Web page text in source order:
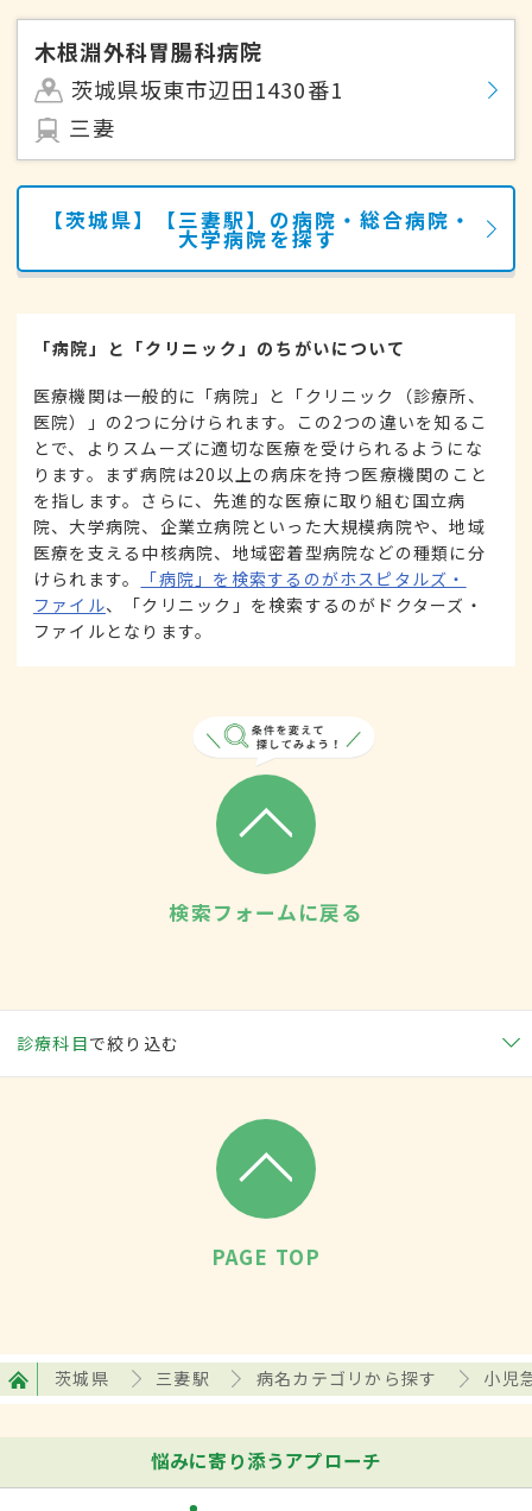
木根淵外科胃腸科病院
茨城県坂東市辺田1430番1
三妻
【茨城県】【三妻駅】の病院・総合病院・
大学病院を探す
「病院」と「クリニック」のちがいについて
医療機関は一般的に「病院」と「クリニック（診療所、
医院）」の2つに分けられます。この2つの違いを知るこ
とで、よりスムーズに適切な医療を受けられるようにな
ります。まず病院は20以上の病床を持つ医療機関のこと
を指します。さらに、先進的な医療に取り組む国立病
院、大学病院、企業立病院といった大規模病院や、地域
医療を支える中核病院、地域密着型病院などの種類に分
けられます。
「病院」を検索するのがホスピタルズ・
ファイル、「クリニック」を検索するのがドクターズ・
ファイルとなります。
検索フォームに戻る
診療科目で絞り込む
PAGE TOP
茨城県 三妻駅 病名カテゴリから探す 小児
悩みに寄り添うアプローチ